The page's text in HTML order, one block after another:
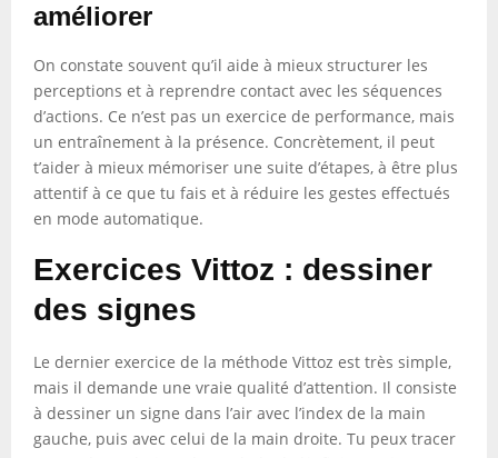
améliorer
On constate souvent qu’il aide à mieux structurer les
perceptions et à reprendre contact avec les séquences
d’actions. Ce n’est pas un exercice de performance, mais
un entraînement à la présence. Concrètement, il peut
t’aider à mieux mémoriser une suite d’étapes, à être plus
attentif à ce que tu fais et à réduire les gestes effectués
en mode automatique.
Exercices Vittoz : dessiner
des signes
Le dernier exercice de la méthode Vittoz est très simple,
mais il demande une vraie qualité d’attention. Il consiste
à dessiner un signe dans l’air avec l’index de la main
gauche, puis avec celui de la main droite. Tu peux tracer